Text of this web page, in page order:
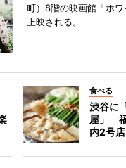
町）8階の映画館「ホ
上映される。
食べる
渋谷に
屋」
内2号店